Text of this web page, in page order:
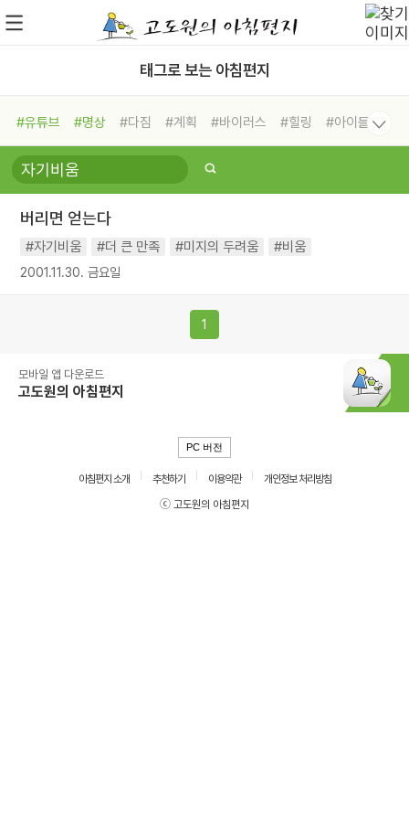
태그로 보는 아침편지
#유튜브 #명상 #다짐 #계획 #바이러스 #힐링
#아이들
#비전캠프
#독서캠프 #삶
#희망
#나눔 #친구 #링컨학교
#독서
#건강 #면역력
버리면 얻는다
#자기비움 #더 큰 만족 #미지의 두려움 #비움
2001.11.30. 금요일
1
모바일 앱 다운로드
고도원의 아침편지
PC 버전
아침편지 소개 추천하기 이용약관
개인정보 처리방침
ⓒ 고도원의 아침편지